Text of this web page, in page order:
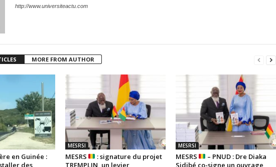
http://www.universiteactu.com
MORE FROM AUTHOR
en Guinée :
des
MESRSI
MESRS
: signature du projet
TREMPLIN, un levier
MESRSI
MESRS
– PNUD : Dre Diaka
Sidibé co-signe un ouvrage